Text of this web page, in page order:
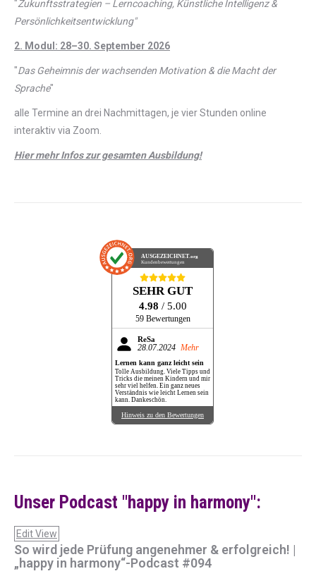
"Zukunftsstrategien – Lerncoaching, Künstliche Intelligenz &
Persönlichkeitsentwicklung"
2. Modul: 28–30. September 2026
"Das Geheimnis der wachsenden Motivation & die Macht der
Sprache"
alle Termine an drei Nachmittagen, je vier Stunden online
interaktiv via Zoom.
Hier mehr Infos zur gesamten Ausbildung!
AUSGEZEICHNET.org
Kundenbewertungen
SEHR GUT
4.98 / 5.00
59 Bewertungen
ReSa
28.07.2024 Mehr
Lernen kann ganz leicht sein
Tolle Ausbildung. Viele Tipps und
Tricks die meinen Kindern und mir
sehr viel helfen. Ein ganz neues
Verständnis wie leicht Lernen sein
kann. Dankeschön.
Hinweis zu den Bewertungen
Unser Podcast "happy in harmony":
Edit View
So wird jede Prüfung angenehmer & erfolgreich! |
„happy in harmony“-Podcast #094